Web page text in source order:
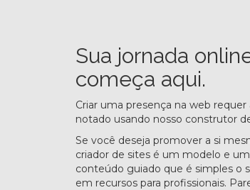
Sua jornada
começa aqui.
Criar uma presença na web
notado usando nosso construtor
Se você deseja promover a si
criador de sites é um modelo e
conteúdo guiado que é simples o
em recursos para profissionais.